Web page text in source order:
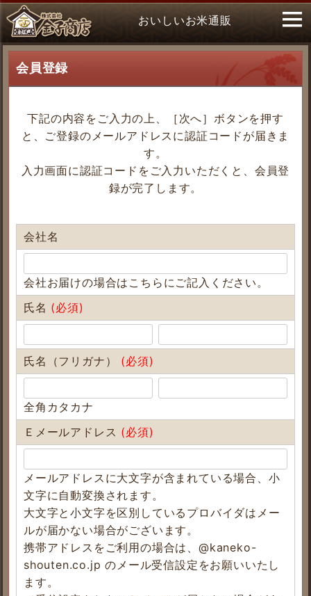
おいしいお米通販
会員登録
下記の内容をご入力の上、［次へ］ボタンを押す
と、ご登録のメールアドレスに認証コードが届きま
す。
入力画面に認証コードをご入力いただくと、会員登
録が完了します。
会社名
会社お届けの場合はこちらにご記入ください。
氏名 (必須)
氏名（フリガナ） (必須)
全角カタカナ
Ｅメールアドレス (必須)
メールアドレスに大文字が含まれている場合、小
文字に自動変換されます。
大文字と小文字を区別しているプロバイダはメー
ルが届かない場合がございます。
携帯アドレスをご利用の場合は、@kaneko-
shouten.co.jp のメール受信設定をお願いいたし
ます。